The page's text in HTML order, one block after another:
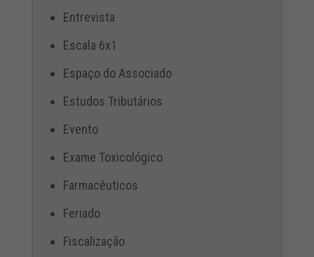
Entrevista
Escala 6x1
Espaço do Associado
Estudos Tributários
Evento
Exame Toxicológico
Farmacêuticos
Feriado
Fiscalização